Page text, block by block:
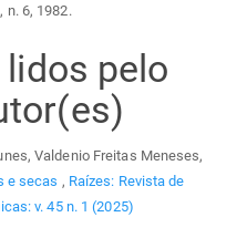
n. 6, 1982.
pelo
Valdenio Freitas Meneses,
e secas , Raízes: Revista de
v. 45 n. 1 (2025)